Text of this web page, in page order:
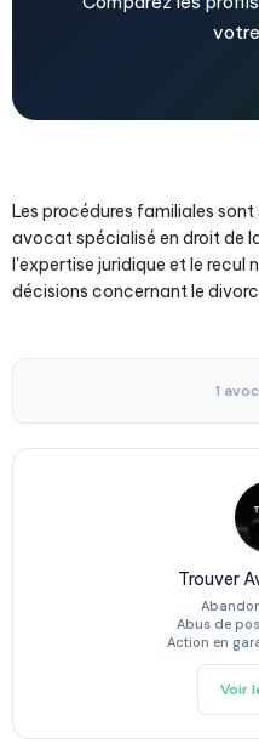
Les procédures familiales
avocat spécialisé en droit de
l'expertise juridique et le recul
décisions concernant le
1
Trouver
Abus de
Action en
Voir